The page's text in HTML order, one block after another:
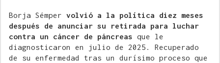
Borja Sémper volvió a la política diez meses
después de anunciar su retirada para luchar
contra un cáncer de páncreas que le
diagnosticaron en julio de 2025. Recuperado
de su enfermedad tras un durísimo proceso que